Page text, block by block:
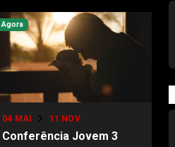
04 MAI 11 NOV
Conferência Jovem 3
Agora